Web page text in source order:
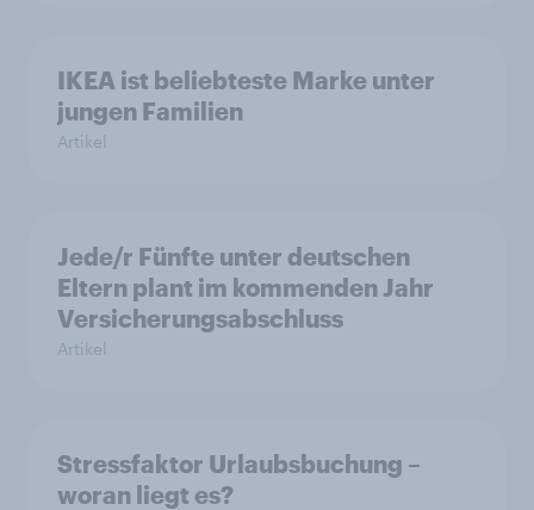
IKEA ist beliebteste Marke unter
jungen Familien
Artikel
Jede/r Fünfte unter deutschen
Eltern plant im kommenden Jahr
Versicherungsabschluss
Artikel
Stressfaktor Urlaubsbuchung –
woran liegt es?